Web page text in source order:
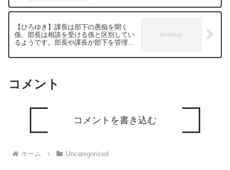
**************ひろゆきさんの動画で、寄せ
てみました。過去にこんな質問してるか
な？と気になったことがあれば、下記の
サイトから検索してみてください。
【ひろゆき】課長は部下の愚痴を聞く
係、部長は相談を受ける係と区別してい
るようです。部長や課長が部下を管理を
ひろゆき切り抜き 20240404
コメント
コメントを書き込む
ホーム Uncategorized